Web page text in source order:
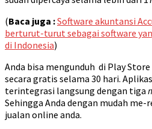
(Baca juga :Software akuntansi
berturut-turut sebagai software
di Indonesia)
Anda bisa mengunduh di Play
secara gratis selama 30 hari.
terintegrasi langsung dengan tiga
Sehingga Anda dengan mudah
jualan online anda.